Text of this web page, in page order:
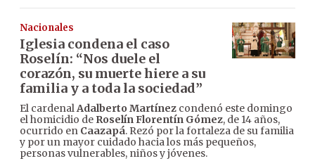
Nacionales
Iglesia condena el caso
Roselín: “Nos duele el
corazón, su muerte hiere a su
familia y a toda la sociedad”
El cardenalAdalberto Martínez condenó este domingo
el homicidio de Roselín Florentín Gómez, de 14 años,
ocurrido en Caazapá. Rezó por la fortaleza de su familia
y por un mayor cuidado hacia los más pequeños,
personas vulnerables, niños y jóvenes.